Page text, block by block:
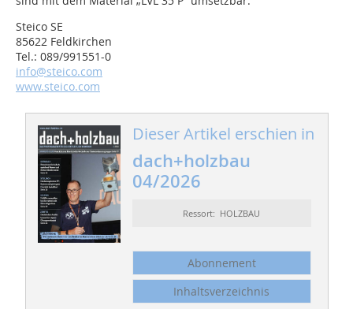
Steico SE
85622 Feldkirchen
Tel.: 089/991551-0
info@steico.com
www.steico.com
Dieser Artikel erschien in
dach+holzbau
04/2026
Ressort: HOLZBAU
Abonnement
Inhaltsverzeichnis